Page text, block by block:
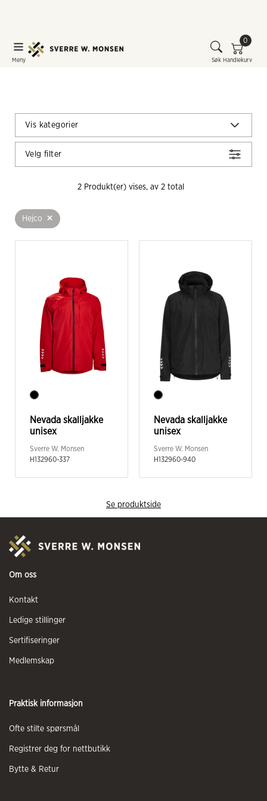
Søk
Meny
0
Handlekurv
Vis kategorier
Velg filter
2 Produkt(er) vises, av 2 total
Hejco+
Nevada skalljakke
unisex
Sverre W. Monsen
H132960-337
Nevada skalljakke
unisex
Sverre W. Monsen
H132960-940
Se produktside
Om oss
Kontakt
Ledige stillinger
Sertifiseringer
Medlemskap
Praktisk informasjon
Ofte stilte spørsmål
Registrer deg for nettbutikk
Bytte & Retur